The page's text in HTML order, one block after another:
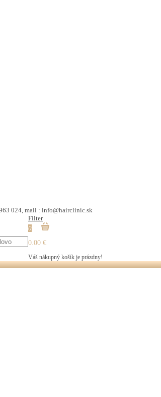
024, mail : info@hairclinic.sk
Filter
0
0.00 €
Váš nákupný košík je prázdny!